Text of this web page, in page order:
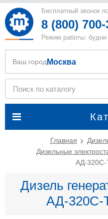
Бесплатный звонок
8 (800)
Режим работы:
Ваш город Москва
Главная
Дизельные
АД-
Дизель
АД-320С-